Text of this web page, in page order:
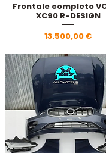
Vista rapida
Frontale completo
XC90 R-DESIGN
Prezzo
13.500,00 €